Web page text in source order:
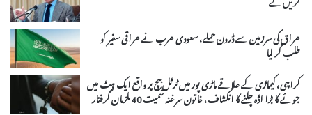
عراق کی سرزمین سے ڈرون حملے، سعودی عرب نے عراقی سفیر کو
طلب کر لیا
کراچی، کیماڑی کے علاقے ماڑی پور میں ٹرٹل بیچ پر واقع ایک ہٹ میں
جوئے کا بڑا اڈہ چلنے کا انکشاف، خاتون سرغنہ سمیت 40 ملزمان گرفتار